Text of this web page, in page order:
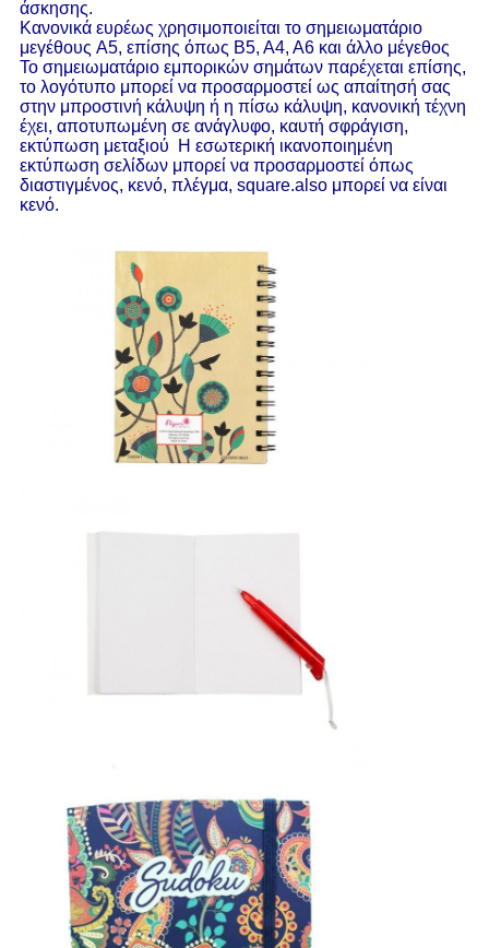
άσκησης.
Κανονικά ευρέως χρησιμοποιείται το σημειωματάριο
μεγέθους A5, επίσης όπως B5, A4, A6 και άλλο μέγεθος
Το σημειωματάριο εμπορικών σημάτων παρέχεται επίσης,
το λογότυπο μπορεί να προσαρμοστεί ως απαίτησή σας
στην μπροστινή κάλυψη ή η πίσω κάλυψη, κανονική τέχνη
έχει, αποτυπωμένη σε ανάγλυφο, καυτή σφράγιση,
εκτύπωση μεταξιού  Η εσωτερική ικανοποιημένη
εκτύπωση σελίδων μπορεί να προσαρμοστεί όπως
διαστιγμένος, κενό, πλέγμα, square.also μπορεί να είναι
κενό.